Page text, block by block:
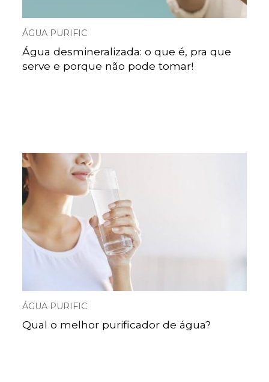
ÁGUA PURIFIC
Água desmineralizada: o que é, pra que
serve e porque não pode tomar!
ÁGUA PURIFIC
Qual o melhor purificador de água?